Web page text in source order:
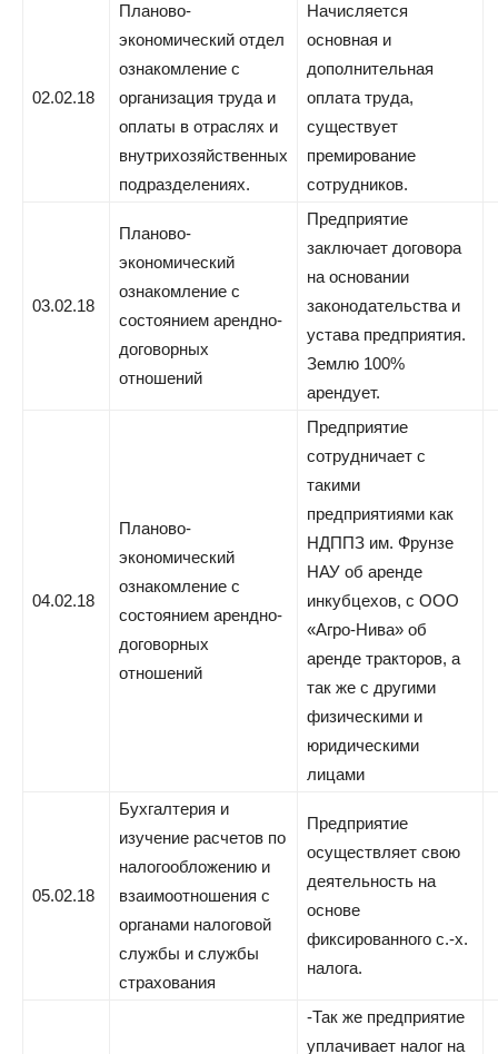
02.02.18
Планово-
экономический отдел
ознакомление с
организация труда и
оплаты в отраслях и
внутрихозяйственных
подразделениях.
Начисляется
основная и
дополнительная
оплата труда,
существует
премирование
сотрудников.
03.02.18
Планово-
экономический
ознакомление с
состоянием арендно-
договорных
отношений
Предприятие
заключает договора
на основании
законодательства и
устава предприятия.
Землю 100%
арендует.
04.02.18
Планово-
экономический
ознакомление с
состоянием арендно-
договорных
отношений
Предприятие
сотрудничает с
такими
предприятиями как
НДППЗ им. Фрунзе
НАУ об аренде
инкубцехов, с ООО
«Агро-Нива» об
аренде тракторов, а
так же с другими
физическими и
юридическими
лицами
05.02.18
Бухгалтерия и
изучение расчетов по
налогообложению и
взаимоотношения с
органами налоговой
службы и службы
страхования
Предприятие
осуществляет свою
деятельность на
основе
фиксированного с.-х.
налога.
-Так же предприятие
уплачивает налог на